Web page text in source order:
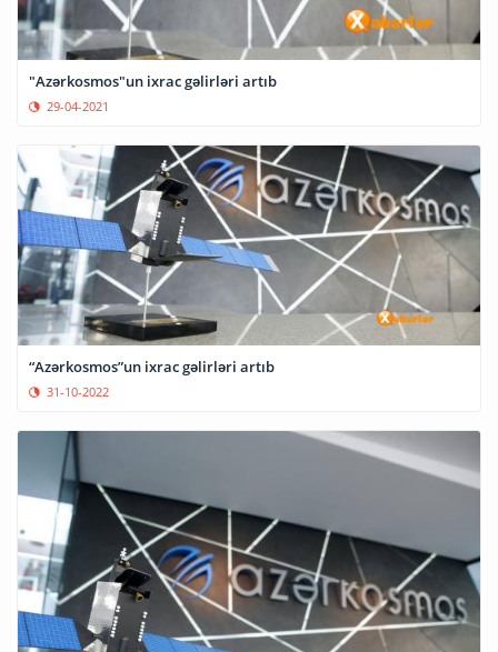
"Azərkosmos"un ixrac gəlirləri artıb
29-04-2021
“Azərkosmos”un ixrac gəlirləri artıb
31-10-2022